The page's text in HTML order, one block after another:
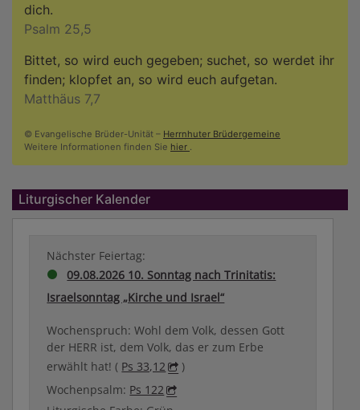
dich.
Psalm 25,5
Bittet, so wird euch gegeben; suchet, so werdet ihr
finden; klopfet an, so wird euch aufgetan.
Matthäus 7,7
© Evangelische Brüder-Unität – Herrnhuter Brüdergemeine
Weitere Informationen finden Sie hier .
Liturgischer Kalender
Nächster Feiertag:
09.08.2026 10. Sonntag nach Trinitatis:
Israelsonntag „Kirche und Israel“
Wochenspruch: Wohl dem Volk, dessen Gott
der HERR ist, dem Volk, das er zum Erbe
erwählt hat! ( Ps 33,12
)
Wochenpsalm: Ps 122